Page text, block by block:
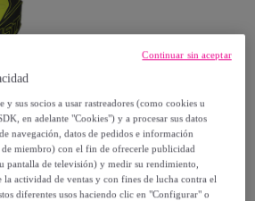
J18
FLUO
y sus socios a usar rastreadores (como cookies u
en adelante "Cookies") y a procesar sus datos
navegación, datos de pedidos e información
de miembro) con el fin de ofrecerle publicidad
pantalla de televisión) y medir su rendimiento,
la actividad de ventas y con fines de lucha contra el
diferentes usos haciendo clic en "Configurar" o
Continuar sin aceptar